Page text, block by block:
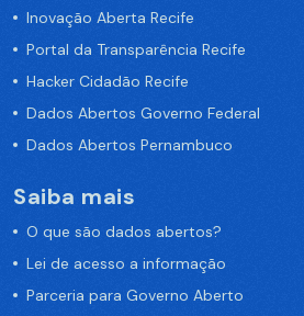
Inovação Aberta Recife
Portal da Transparência Recife
Hacker Cidadão Recife
Dados Abertos Governo Federal
Dados Abertos Pernambuco
Saiba mais
O que são dados abertos?
Lei de acesso a informação
Parceria para Governo Aberto